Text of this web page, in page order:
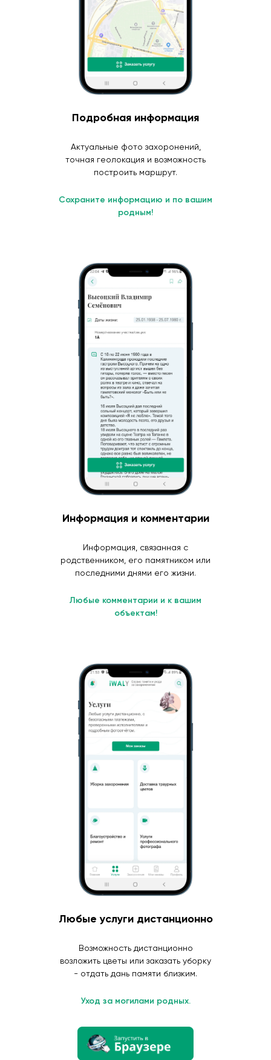
Подробная информация
Актуальные фото захоронений,
точная геолокация и возможность
построить маршрут.
Сохраните информацию и по вашим
родным!
Информация и комментарии
Информация, связанная с
родственником, его памятником или
последними днями его жизни.
Любые комментарии и к вашим
объектам!
Любые услуги дистанционно
Возможность дистанционно
возложить цветы или заказать уборку
- отдать дань памяти близким.
Уход за могилами родных.